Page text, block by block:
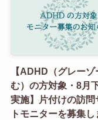
【ADHD（グレー
む）の方対象・8月
実施】片付けの訪問
トモニターを募集し